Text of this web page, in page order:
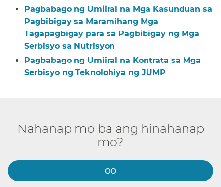
Pagbabago ng Umiiral na Mga Kasunduan sa
Pagbibigay sa Maramihang Mga
Tagapagbigay para sa Pagbibigay ng Mga
Serbisyo sa Nutrisyon​​
Pagbabago ng Umiiral na Kontrata sa Mga
Serbisyo ng Teknolohiya ng JUMP​​
Nahanap mo ba ang hinahanap
mo?​​
OO​​